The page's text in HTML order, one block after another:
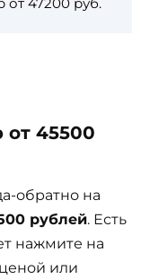
от 47200 руб.
45500
обратно на
рублей. Есть
нажмите на
или